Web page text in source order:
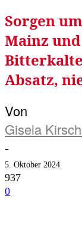
Sorgen
Mainz
Absatz,
Von
Gisela
-
5. Oktober 2024
937
0